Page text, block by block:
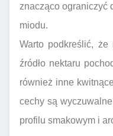
znacząco ograniczyć
miodu.
Warto podkreślić, że
źródło nektaru
również inne
cechy są
profilu smakowym i